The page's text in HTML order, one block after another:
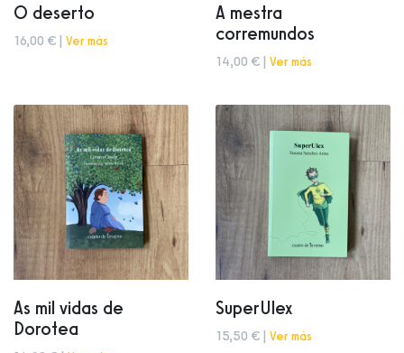
O deserto
16,00 € | Ver más
A mestra
corremundos
14,00 € | Ver más
As mil vidas de
Dorotea
SuperUlex
15,50 € | Ver más